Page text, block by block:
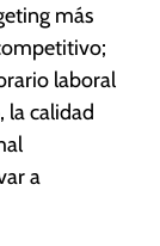
más
laboral
la calidad
a